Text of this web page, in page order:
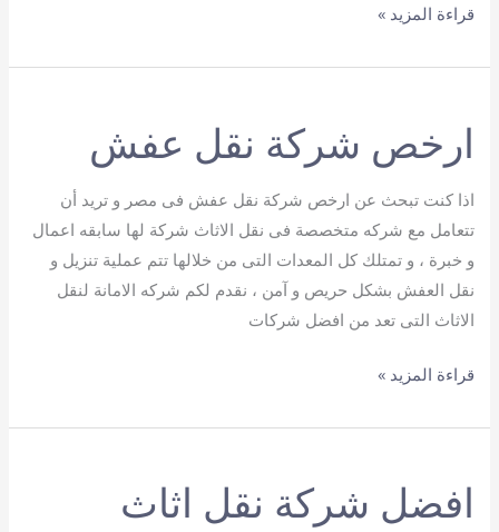
شركات
الاثاث
قراءة المزيد »
ارخص شركة نقل عفش
اذا كنت تبحث عن ارخص شركة نقل عفش فى مصر و تريد أن
تتعامل مع شركه متخصصة فى نقل الاثاث شركة لها سابقه اعمال
و خبرة ، و تمتلك كل المعدات التى من خلالها تتم عملية تنزيل و
نقل العفش بشكل حريص و آمن ، نقدم لكم شركه الامانة لنقل
الاثاث التى تعد من افضل شركات
ارخص
نقل
قراءة المزيد »
افضل شركة نقل اثاث